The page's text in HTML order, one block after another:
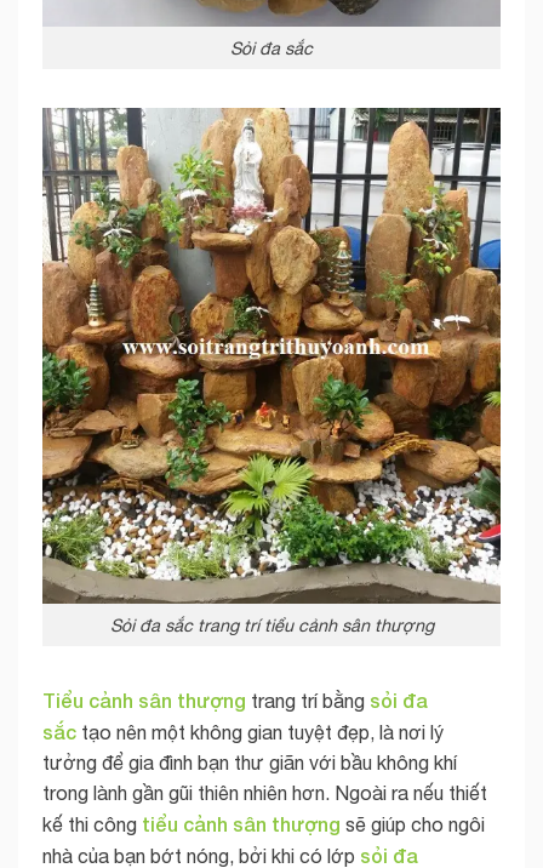
Sỏi đa sắc
Sỏi đa sắc trang trí tiểu cảnh sân thượng
Tiểu cảnh sân thượng trang trí bằng sỏi đa
sắc tạo nên một không gian tuyệt đẹp, là nơi lý
tưởng để gia đình bạn thư giãn với bầu không khí
trong lành gần gũi thiên nhiên hơn. Ngoài ra nếu thiết
kế thi công tiểu cảnh sân thượng sẽ giúp cho ngôi
nhà của bạn bớt nóng, bởi khi có lớp sỏi đa